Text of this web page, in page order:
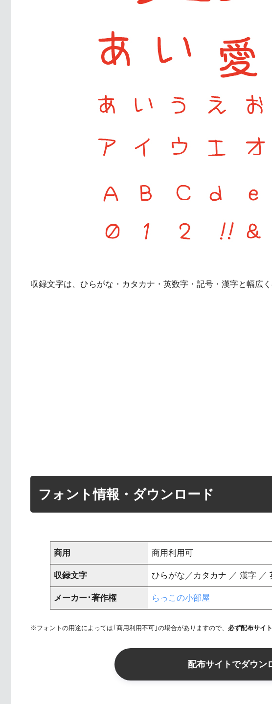
収録文字は、ひらがな・カタカナ・英数字・記号・漢字と幅広
フォント情報・ダウンロード
商用 商用利用可
収録文字 ひらがな／カタカナ ／ 漢字 ／
メーカー･著作権 らっこの小部屋
※フォントの用途によっては｢商用利用不可｣の場合がありますので、 必ず配布サイ
配布サイトでダウン